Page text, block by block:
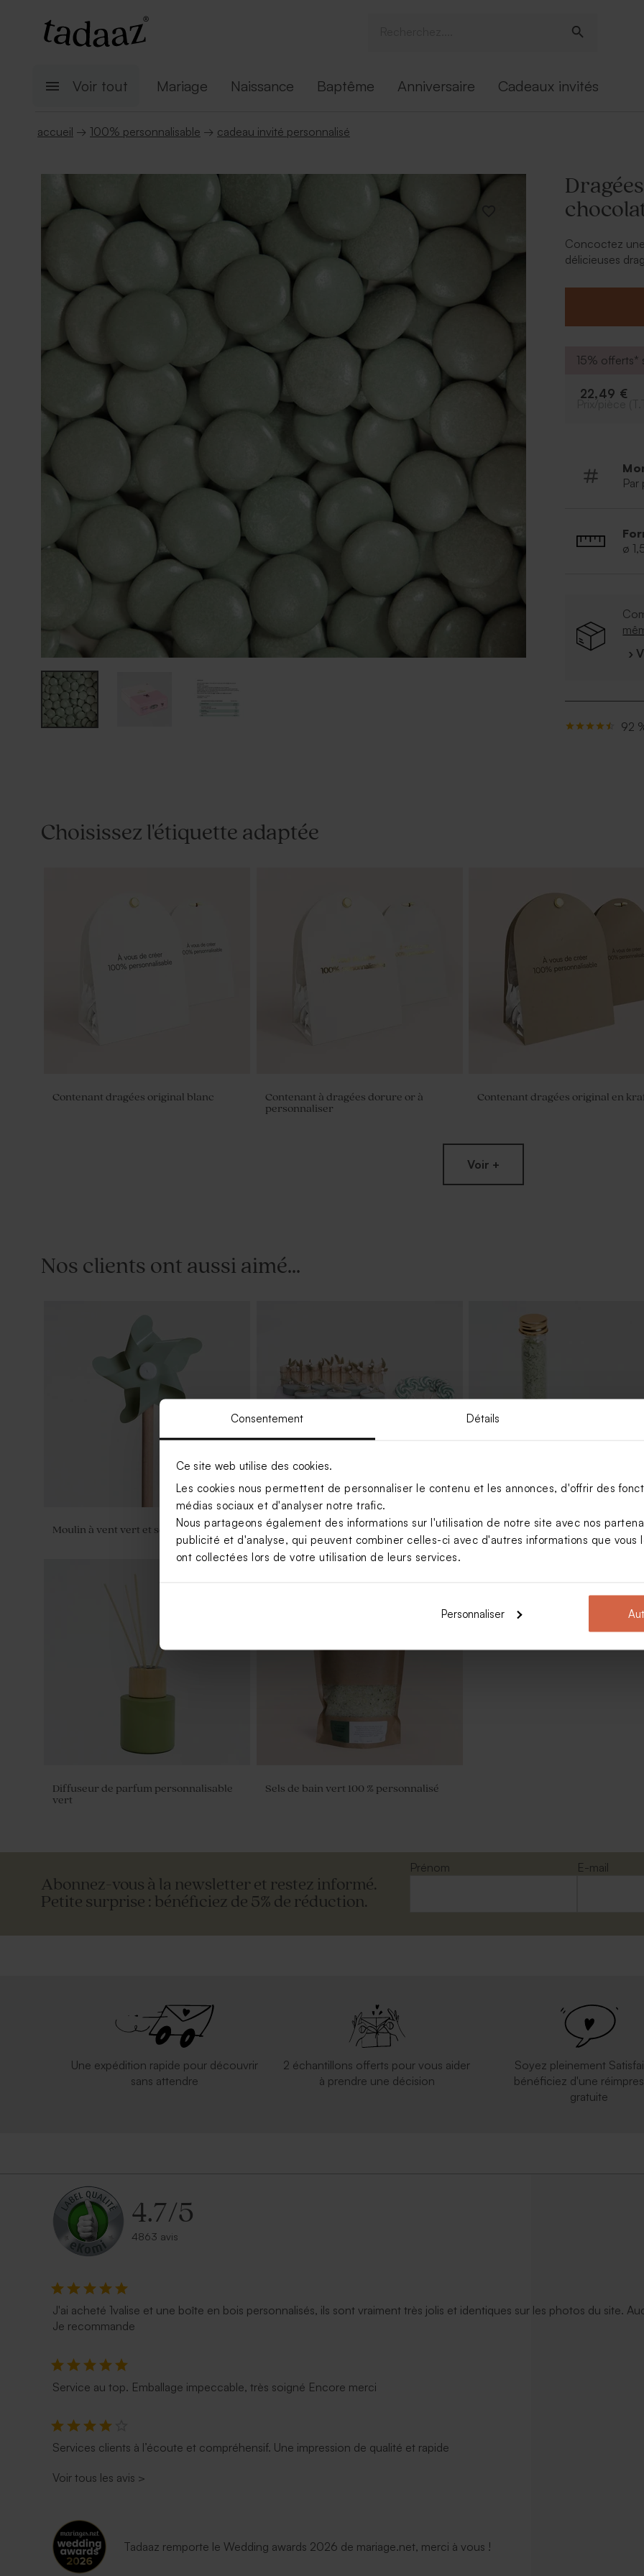
Consentement Détails
Ce site web utilise des cookies.
Les cookies nous permettent de personnaliser le contenu et les annonces, d'offrir des
médias sociaux et d'analyser notre trafic.
Nous partageons également des informations sur l'utilisation de notre site avec nos
publicité et d'analyse, qui peuvent combiner celles-ci avec d'autres informations que vous
ont collectées lors de votre utilisation de leurs services.
Personnaliser
Voir tout Mariage Naissance Baptême Anniversaire Cadeaux invités
accueil → 100% personnalisable → cadeau invité personnalisé
Concoctez
délicieuses
perdurent
*
*
E414 E415,
contenir des
15%
22,49 €
Par
ø
›
92
Choisissez l'étiquette adaptée
Contenant dragées original blanc
Contenant à dragées dorure or à
personnaliser
Contenant dragées original en
Contenant dragées original blanc
Voir +
Nos clients ont aussi aimé...
Moulin à vent vert et son crayon gris Boîte DIY cadeaux invités verts Tubes paillettes de savon
Diffuseur de parfum personnalisable
vert
Sels de bain vert 100 % personnalisé
Abonnez-vous à la newsletter et restez informé.
Petite surprise : bénéficiez de 5% de réduction.
Prénom E-mail
Une expédition rapide pour découvrir
sans attendre
2 échantillons offerts pour vous aider
à prendre une décision
Soyez pleinement
bénéficiez d'une
gratuite
4.7/5
4863 avis
J'ai acheté 1valise et une boîte en bois personnalisés, ils sont vraiment très jolis et identiques sur les photos du site.
Je recommande
Service au top. Emballage impeccable, très soigné Encore merci
Services clients à l’écoute et compréhensif. Une impression de qualité et rapide
Voir tous les avis >
Tadaaz remporte le Wedding awards 2026 de mariage.net, merci à vous !